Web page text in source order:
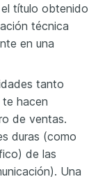
título obtenido
técnica
en una
tanto
hacen
de ventas.
duras (como
de las
Una